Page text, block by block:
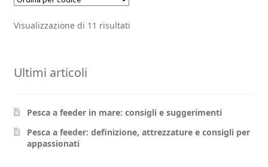
Visualizzazione di 11 risultati
Ultimi articoli
Pesca a feeder in mare: consigli e suggerimenti
Pesca a feeder: definizione, attrezzature e consigli per
appassionati